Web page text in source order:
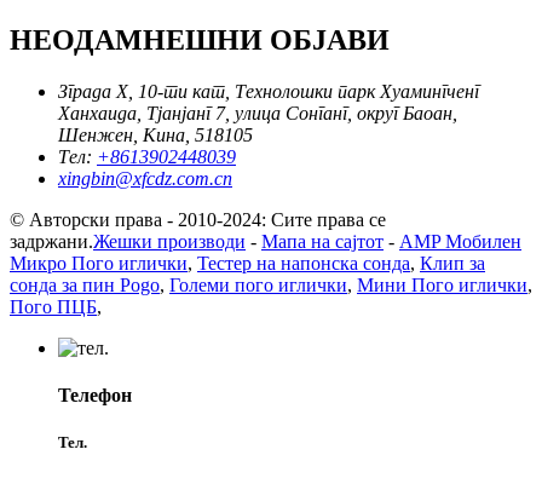
НЕОДАМНЕШНИ ОБЈАВИ
Зграда Х, 10-ти кат, Технолошки парк Хуамингченг
Ханхаида, Тјанјанг 7, улица Сонганг, округ Баоан,
Шенжен, Кина, 518105
Тел: +8613902448039
xingbin@xfcdz.com.cn
© Авторски права - 2010-2024: Сите права се
задржани.Жешки производи - Мапа на сајтот - AMP Мобилен
Микро Пого иглички, Тестер на напонска сонда, Клип за
сонда за пин Pogo, Големи пого иглички, Мини Пого иглички,
Пого ПЦБ,
Телефон
Тел.